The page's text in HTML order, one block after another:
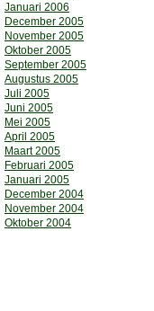
Januari 2006
December 2005
November 2005
Oktober 2005
September 2005
Augustus 2005
Juli 2005
Juni 2005
Mei 2005
April 2005
Maart 2005
Februari 2005
Januari 2005
December 2004
November 2004
Oktober 2004